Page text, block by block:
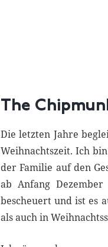
The
Die letzten Jahre
Weihnachtszeit. Ich
der Familie auf den
ab Anfang
bescheuert und ist es
als auch in